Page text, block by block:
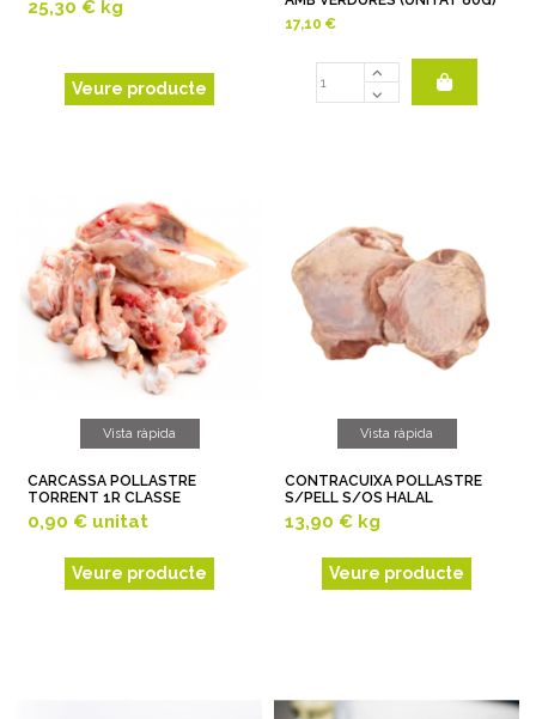
Veure producte
25,30 € kg
17,10 €
Vista ràpida
CARCASSA POLLASTRE
TORRENT 1R CLASSE
Veure producte
0,90 € unitat
Vista ràpida
CONTRACUIXA POLLASTRE
S/PELL S/OS HALAL
Veure producte
13,90 € kg